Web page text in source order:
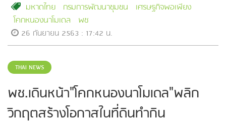
มหาดไทย กรมการพัฒนาชุมชน
เศรษฐกิจพอเพียง
โคกหนองนาโมเดล
พช
26 กันยายน 2563 : 17:42 น.
THAI NEWS
พช.เดินหน้า"โคกหนองนาโมเดล"พลิก
วิกฤตสร้างโอกาสในที่ดินทำกิน